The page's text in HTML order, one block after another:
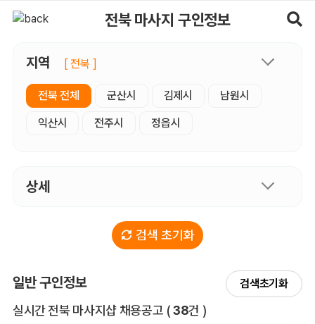
전북 마사지 구인정보
지역 [ 전북 ]
전북 전체 군산시 김제시 남원시
익산시 전주시 정읍시
상세
검색 초기화
일반 구인정보 검색초기화
실시간 전북 마사지샵 채용공고 전체 목록
(38건 )